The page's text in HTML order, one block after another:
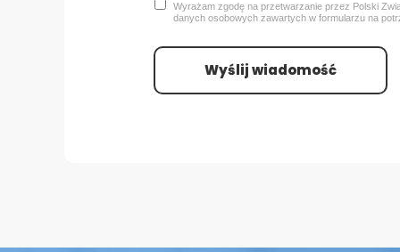
Wyrażam zgodę na przetwarzanie przez Polski
danych osobowych zawartych w formularzu na
Wyślij wiadomość